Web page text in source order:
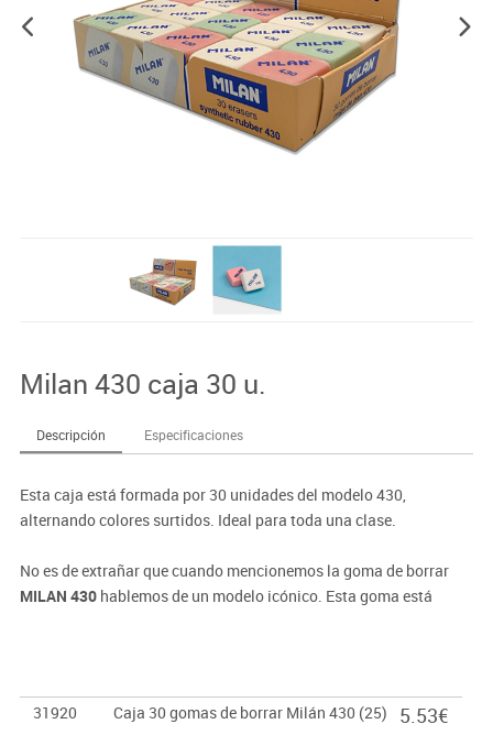
Milan 430 caja 30 u.
Descripción Especificaciones
Esta caja está formada por 30 unidades del modelo 430,
alternando colores surtidos. Ideal para toda una clase.
No es de extrañar que cuando mencionemos la goma de borrar
MILAN 430hablemos de un modelo icónico. Esta goma está
cualquier tipo de trazo, sin importar la dureza del grafito. Su
diseño compacto hace que sea fácil de utilizar desde una edad
31920
Caja 30 gomas de borrar Milán 430 (25)
5.53€